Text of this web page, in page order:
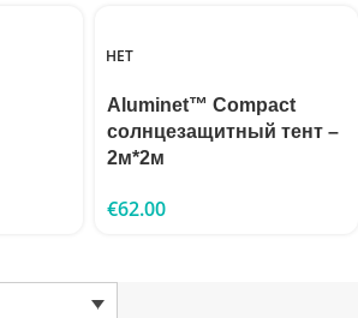
НЕТ
Aluminet™ Compact
солнцезащитный тент –
2м*2м
€62.00